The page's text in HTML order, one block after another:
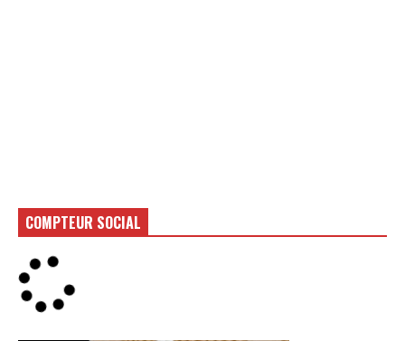
COMPTEUR SOCIAL